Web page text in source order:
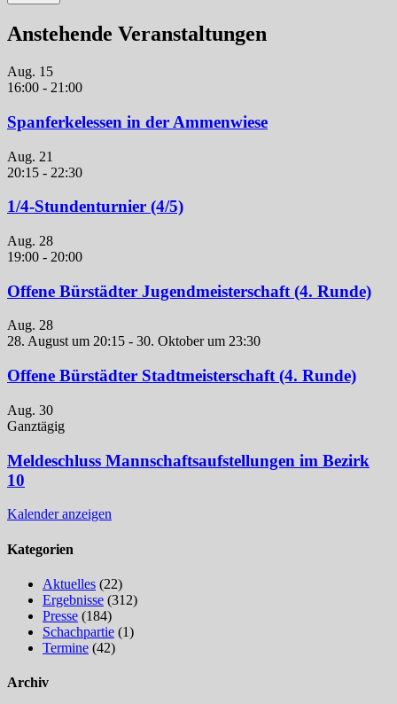
Anstehende Veranstaltungen
Aug. 15
16:00 - 21:00
Spanferkelessen in der Ammenwiese
Aug. 21
20:15 - 22:30
1/4-Stundenturnier (4/5)
Aug. 28
19:00 - 20:00
Offene Bürstädter Jugendmeisterschaft (4. Runde)
Aug. 28
28. August um 20:15 - 30. Oktober um 23:30
Offene Bürstädter Stadtmeisterschaft (4. Runde)
Aug. 30
Ganztägig
Meldeschluss Mannschaftsaufstellungen im Bezirk
10
Kalender anzeigen
Kategorien
Aktuelles (22)
Ergebnisse (312)
Presse (184)
Schachpartie (1)
Termine (42)
Archiv